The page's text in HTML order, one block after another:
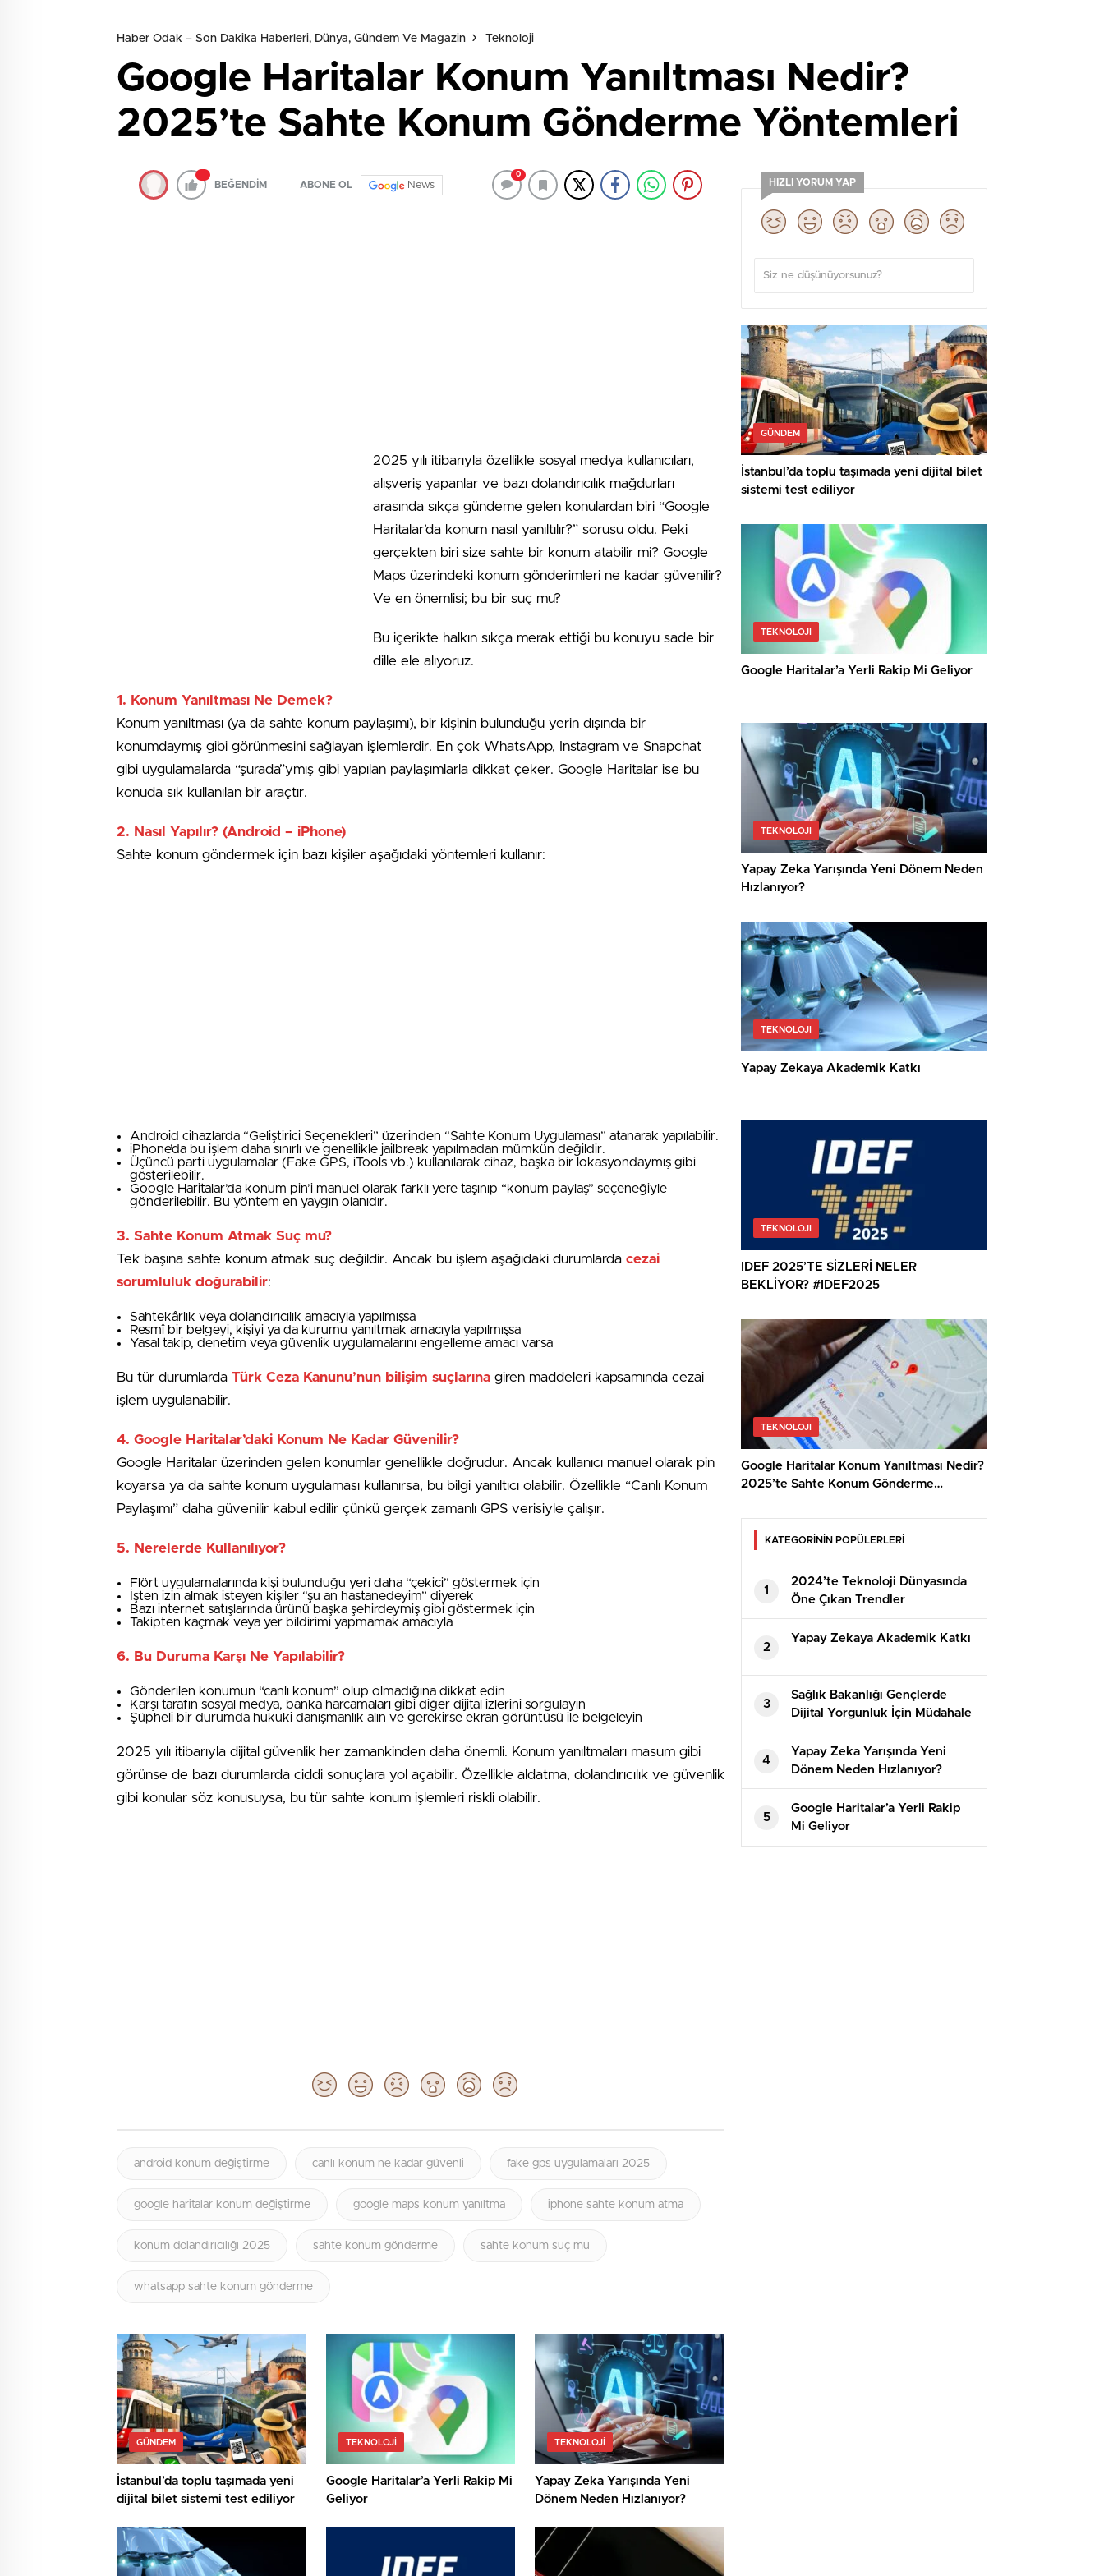
Haber Odak – Son Dakika Haberleri, Dünya, Gündem Ve Magazin Teknoloji
Google Haritalar Konum Yanıltması Nedir?
2025’te Sahte Konum Gönderme Yöntemleri
BEĞENDİM ABONE OL News
0
2025 yılı itibarıyla özellikle sosyal medya kullanıcıları,
alışveriş yapanlar ve bazı dolandırıcılık mağdurları
arasında sıkça gündeme gelen konulardan biri “Google
Haritalar’da konum nasıl yanıltılır?” sorusu oldu. Peki
gerçekten biri size sahte bir konum atabilir mi? Google
Maps üzerindeki konum gönderimleri ne kadar güvenilir?
Ve en önemlisi; bu bir suç mu?
Bu içerikte halkın sıkça merak ettiği bu konuyu sade bir
dille ele alıyoruz.
1. Konum Yanıltması Ne Demek?
Konum yanıltması (ya da sahte konum paylaşımı), bir kişinin bulunduğu yerin dışında bir
konumdaymış gibi görünmesini sağlayan işlemlerdir. En çok WhatsApp, Instagram ve Snapchat
gibi uygulamalarda “şurada”ymış gibi yapılan paylaşımlarla dikkat çeker. Google Haritalar ise bu
konuda sık kullanılan bir araçtır.
2. Nasıl Yapılır? (Android – iPhone)
Sahte konum göndermek için bazı kişiler aşağıdaki yöntemleri kullanır:
Android cihazlarda “Geliştirici Seçenekleri” üzerinden “Sahte Konum Uygulaması” atanarak yapılabilir.
iPhone’da bu işlem daha sınırlı ve genellikle jailbreak yapılmadan mümkün değildir.
Üçüncü parti uygulamalar (Fake GPS, iTools vb.) kullanılarak cihaz, başka bir lokasyondaymış gibi
gösterilebilir.
Google Haritalar’da konum pin’i manuel olarak farklı yere taşınıp “konum paylaş” seçeneğiyle
gönderilebilir. Bu yöntem en yaygın olanıdır.
3. Sahte Konum Atmak Suç mu?
Tek başına sahte konum atmak suç değildir. Ancak bu işlem aşağıdaki durumlarda cezai
sorumluluk doğurabilir:
Sahtekârlık veya dolandırıcılık amacıyla yapılmışsa
Resmî bir belgeyi, kişiyi ya da kurumu yanıltmak amacıyla yapılmışsa
Yasal takip, denetim veya güvenlik uygulamalarını engelleme amacı varsa
Bu tür durumlarda Türk Ceza Kanunu’nun bilişim suçlarına giren maddeleri kapsamında cezai
işlem uygulanabilir.
4. Google Haritalar’daki Konum Ne Kadar Güvenilir?
Google Haritalar üzerinden gelen konumlar genellikle doğrudur. Ancak kullanıcı manuel olarak pin
koyarsa ya da sahte konum uygulaması kullanırsa, bu bilgi yanıltıcı olabilir. Özellikle “Canlı Konum
Paylaşımı” daha güvenilir kabul edilir çünkü gerçek zamanlı GPS verisiyle çalışır.
5. Nerelerde Kullanılıyor?
Flört uygulamalarında kişi bulunduğu yeri daha “çekici” göstermek için
İşten izin almak isteyen kişiler “şu an hastanedeyim” diyerek
Bazı internet satışlarında ürünü başka şehirdeymiş gibi göstermek için
Takipten kaçmak veya yer bildirimi yapmamak amacıyla
6. Bu Duruma Karşı Ne Yapılabilir?
Gönderilen konumun “canlı konum” olup olmadığına dikkat edin
Karşı tarafın sosyal medya, banka harcamaları gibi diğer dijital izlerini sorgulayın
Şüpheli bir durumda hukuki danışmanlık alın ve gerekirse ekran görüntüsü ile belgeleyin
2025 yılı itibarıyla dijital güvenlik her zamankinden daha önemli. Konum yanıltmaları masum gibi
görünse de bazı durumlarda ciddi sonuçlara yol açabilir. Özellikle aldatma, dolandırıcılık ve güvenlik
gibi konular söz konusuysa, bu tür sahte konum işlemleri riskli olabilir.
android konum değiştirme canlı konum ne kadar güvenli fake gps uygulamaları 2025
google haritalar konum değiştirme google maps konum yanıltma iphone sahte konum atma
konum dolandırıcılığı 2025 sahte konum gönderme sahte konum suç mu
whatsapp sahte konum gönderme
GÜNDEM
İstanbul’da toplu taşımada yeni
dijital bilet sistemi test ediliyor
TEKNOLOJI
Google Haritalar’a Yerli Rakip Mi
Geliyor
TEKNOLOJI
Yapay Zeka Yarışında Yeni
Dönem Neden Hızlanıyor?
HIZLI YORUM YAP
GÜNDEM
İstanbul’da toplu taşımada yeni dijital bilet
sistemi test ediliyor
TEKNOLOJI
Google Haritalar’a Yerli Rakip Mi Geliyor
TEKNOLOJI
Yapay Zeka Yarışında Yeni Dönem Neden
Hızlanıyor?
TEKNOLOJI
Yapay Zekaya Akademik Katkı
TEKNOLOJI
IDEF 2025’TE SİZLERİ NELER
BEKLİYOR? #IDEF2025
TEKNOLOJI
Google Haritalar Konum Yanıltması Nedir?
2025’te Sahte Konum Gönderme
KATEGORİNİN POPÜLERLERİ
1
2024’te Teknoloji Dünyasında
Öne Çıkan Trendler
2
Yapay Zekaya Akademik Katkı
3
Sağlık Bakanlığı Gençlerde
Dijital Yorgunluk İçin Müdahale
Planı Hazırlıyor
4
Yapay Zeka Yarışında Yeni
Dönem Neden Hızlanıyor?
5
Google Haritalar’a Yerli Rakip
Mi Geliyor